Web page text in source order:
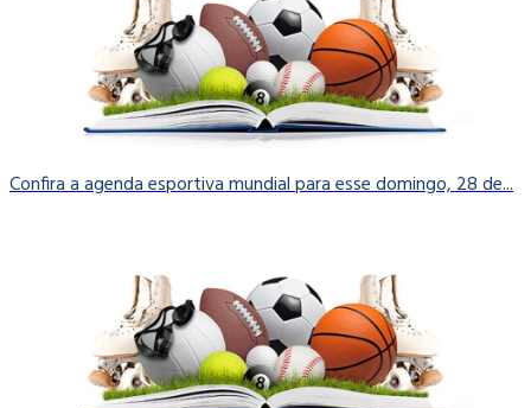
Confira a agenda esportiva mundial para esse domingo, 28 de...